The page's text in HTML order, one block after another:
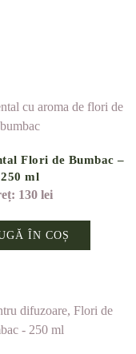
Flori de Bumbac –
250 ml
130 lei
ÎN COȘ